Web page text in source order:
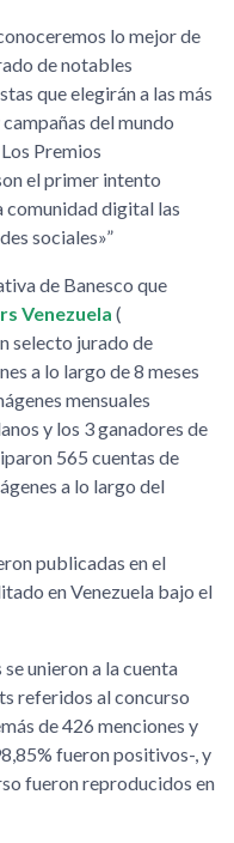
lo mejor de
de notables
que elegirán a las más
del mundo
Premios
el primer intento
comunidad digital las
sociales»
de Banesco que
Venezuela (
selecto jurado de
a lo largo de 8 meses
mensuales
y los 3 ganadores de
565 cuentas de
a lo largo del
publicadas en el
en Venezuela bajo el
unieron a la cuenta
referidos al concurso
de 426 menciones y
fueron positivos-, y
fueron reproducidos en